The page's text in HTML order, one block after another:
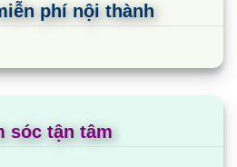
phí nội thành
sóc tận tâm